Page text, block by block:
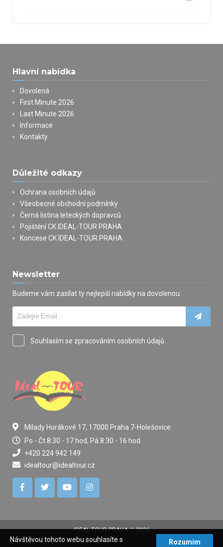
Rozumím
Návštěvou tohoto webu souhlasíte s
Hlavní nabídka
Dovolená
First Minute 2026
Last Minute 2026
Informace
Kontakty
Důležité odkazy
Ochrana osobních údajů
Všeobecné obchodní podmínky
Černá listina leteckých dopravců
Pojištění CK IDEAL-TOUR PRAHA
Koncese CK IDEAL-TOUR PRAHA
Newsletter
Budeme vám zasílat ty nejlepší nabídky na dovolenou.
Souhlasím se zpracováním osobních údajů.
Milady Horákové 17, 17000 Praha 7-Holešovice
Po - Čt 8:30 - 17 hod, Pá 8:30 - 16 hod
+420 224 942 149
idealtour@idealtour.cz
IDEAL-TOUR PRAHA©2026